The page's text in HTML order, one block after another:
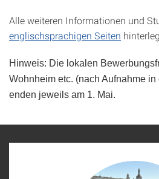
Alle weiteren Informationen und
englischsprachigen Seiten
Hinweis: Die lokalen
Wohnheim etc. (nach Aufnahme
enden jeweils am 1. Mai.